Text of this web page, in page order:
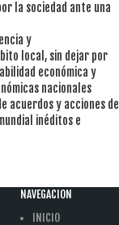
la sociedad ante una
y
local, sin dejar por
económica y
nacionales
acuerdos y acciones de
inéditos e
NAVEGACION
INICIO